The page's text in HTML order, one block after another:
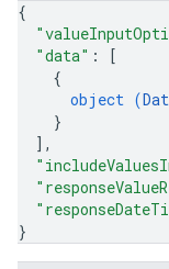
{
"data" :
[
{
object (
}
] ,
}